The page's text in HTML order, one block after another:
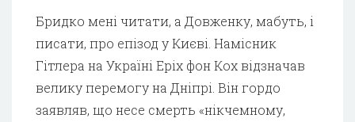
Бридко мені читати, а Довженку, мабуть, і
писати, про епізод у Києві. Намісник
Гітлера на Україні Еріх фон Кох відзначав
велику перемогу на Дніпрі. Він гордо
заявляв, що несе смерть «нікчемному,